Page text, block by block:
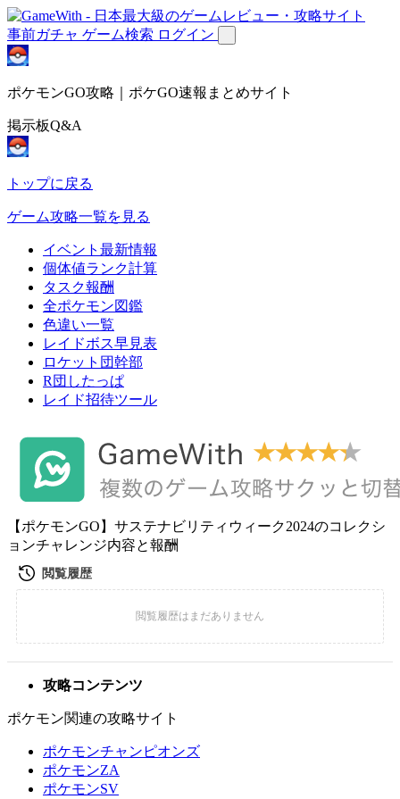
事前ガチャ ゲーム検索 ログイン
ポケモンGO攻略｜ポケGO速報まとめサイト
掲示板Q&A
トップに戻る
ゲーム攻略一覧を見る
イベント最新情報
個体値ランク計算
タスク報酬
全ポケモン図鑑
色違い一覧
レイドボス早見表
ロケット団幹部
R団したっぱ
レイド招待ツール
【ポケモンGO】サステナビリティウィーク2024のコレクシ
ョンチャレンジ内容と報酬
攻略コンテンツ
ポケモン関連の攻略サイト
ポケモンチャンピオンズ
ポケモンZA
ポケモンSV